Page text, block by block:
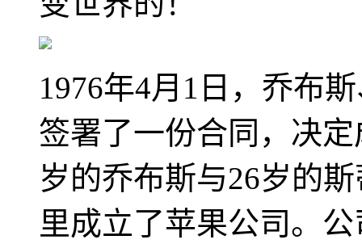
1976年4月1日，乔布
签署了一份合同，决
岁的乔布斯与26岁的
里成立了苹果公司。